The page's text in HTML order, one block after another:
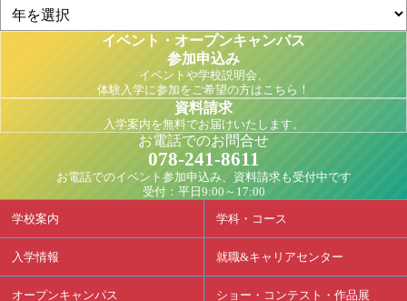
イベント・オープンキャンパス
参加申込み
イベントや学校説明会、
体験入学に参加をご希望の方はこちら！
資料請求
入学案内を無料でお届けいたします。
お電話でのお問合せ
078-241-8611
お電話でのイベント参加申込み、資料請求も受付中です
受付：平日9:00～17:00
学校案内 学科・コース
入学情報 就職&キャリアセンター
オープンキャンパス ショー・コンテスト・作品展